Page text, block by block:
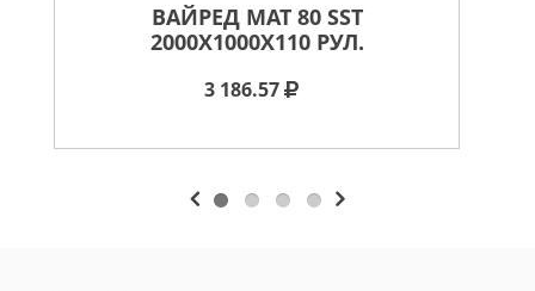
ВАЙРЕД МАТ 80 SST
2000X1000X110 РУЛ.
3 186.57